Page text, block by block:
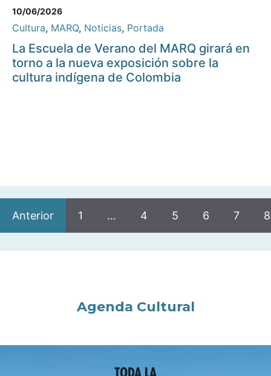
10/06/2026
Cultura, MARQ, Noticias, Portada
La Escuela de Verano del MARQ girará en
torno a la nueva exposición sobre la
cultura indígena de Colombia
Anterior 1 … 4 5 6 7 8
Agenda Cultural